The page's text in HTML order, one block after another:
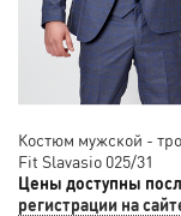
Костюм мужской -
Fit Slavasio 025/31
Цены доступны
регистрации на